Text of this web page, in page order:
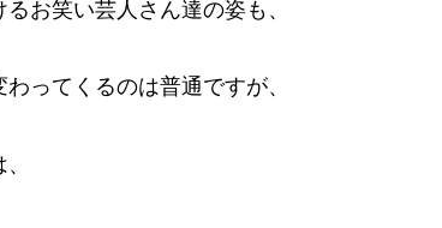
お笑い芸人さん達の姿も、
ってくるのは普通ですが、